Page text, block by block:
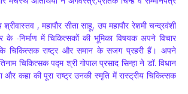
, महापौर सीता साहू, उप महापौर रेशमी चन्द्रवंशी
के -निर्माण में चिकित्सकों की भूमिका विषयक अपने विचार
चिकित्सक राष्ट्र और समान के सजग प्रहरी हैं। अपने
चिकित्सक पद्म श्री गोपाल प्रसाद सिन्हा ने डॉ. विधान
कहा की पूरा राष्ट्र उनकी स्मृति में रास्ट्रीय चिकित्सक